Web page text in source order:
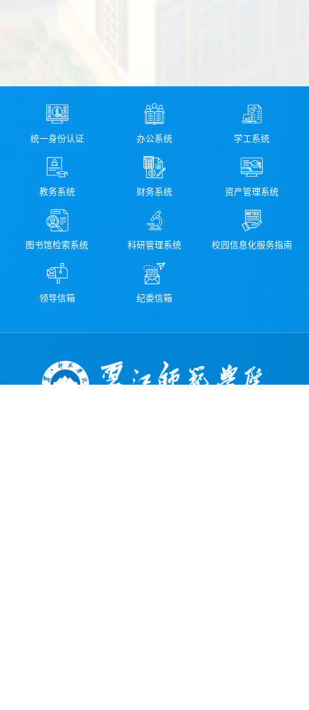
统一身份认证 办公系统 学工系统
教务系统 财务系统 资产管理系统
图书馆检索系统 科研管理系统 校园信息化服务指南
领导信箱 纪委信箱